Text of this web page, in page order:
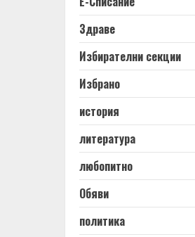
Здраве
Избирателни секции
Избрано
история
литература
любопитно
Обяви
политика